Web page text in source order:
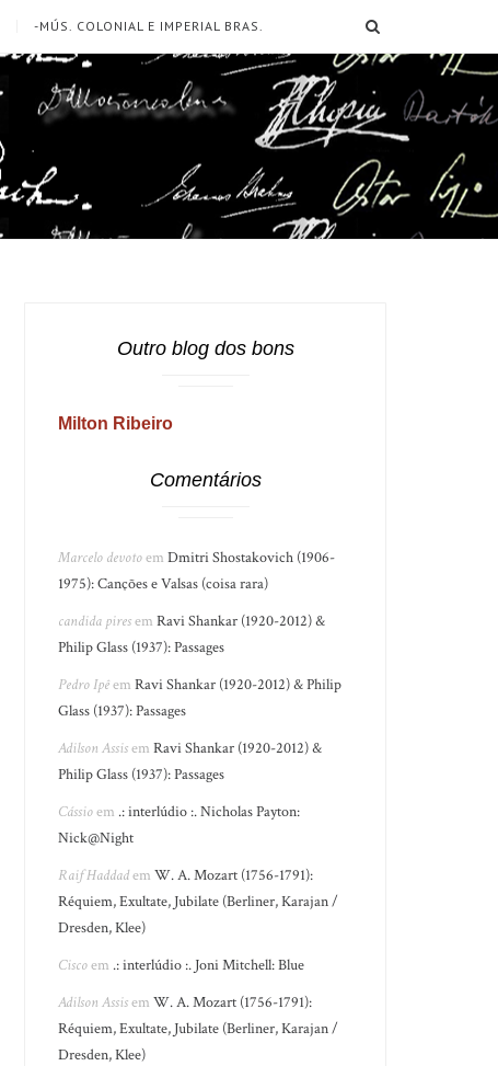
-MÚS. COLONIAL E IMPERIAL BRAS.
Outro blog dos bons
Milton Ribeiro
Comentários
Marcelo devotoemDmitri Shostakovich (1906-
1975): Canções e Valsas (coisa rara)
candida piresemRavi Shankar (1920-2012) &
Philip Glass (1937): Passages
Pedro IpêemRavi Shankar (1920-2012) & Philip
Glass (1937): Passages
Adilson AssisemRavi Shankar (1920-2012) &
Philip Glass (1937): Passages
Cássioem .: interlúdio :. Nicholas Payton:
Nick@Night
Raif HaddademW. A. Mozart (1756-1791):
Réquiem, Exultate, Jubilate (Berliner, Karajan /
Dresden, Klee)
Ciscoem .: interlúdio :. Joni Mitchell: Blue
Adilson AssisemW. A. Mozart (1756-1791):
Réquiem, Exultate, Jubilate (Berliner, Karajan /
Dresden, Klee)